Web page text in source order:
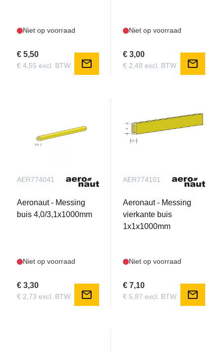
Niet op voorraad
€ 5,50
€ 4,55 excl. BTW mail
Niet op voorraad
€ 3,00
€ 2,48 excl. BTW mail
AER774041
Aeronaut - Messing
buis 4,0/3,1x1000mm
Niet op voorraad
€ 3,30
€ 2,73 excl. BTW mail
AER774101
Aeronaut - Messing
vierkante buis
1x1x1000mm
Niet op voorraad
€ 7,10
€ 5,87 excl. BTW mail